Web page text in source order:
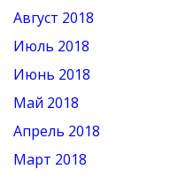
Август 2018
Июль 2018
Июнь 2018
Май 2018
Апрель 2018
Март 2018